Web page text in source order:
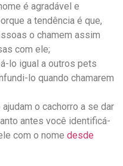
é agradável e
a tendência é que,
o chamem assim
com ele;
lo igual a outros pets
lo quando chamarem
o cachorro a se dar
antes você identificá-
com o nome desde